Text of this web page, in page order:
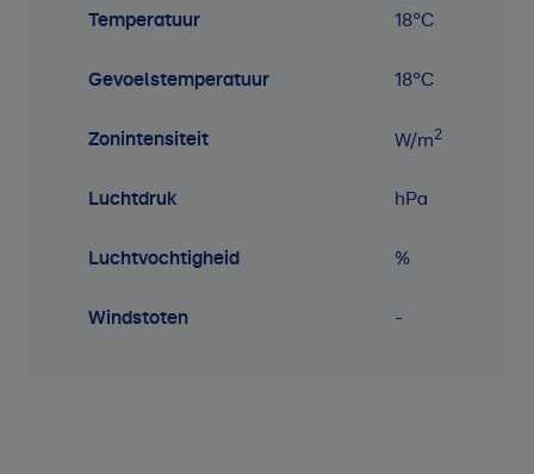
Temperatuur 18°C
Gevoelstemperatuur 18°C
Zonintensiteit W/m2
Luchtdruk hPa
Luchtvochtigheid %
Windstoten -